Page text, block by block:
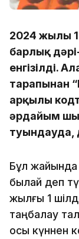
2024 жылғы
барлық
енгізілді.
тарапынан
арқылы
әрдайым
туындауда,
Бұл жайында
былай деп
жылғы 1
таңбалау
осы күннен